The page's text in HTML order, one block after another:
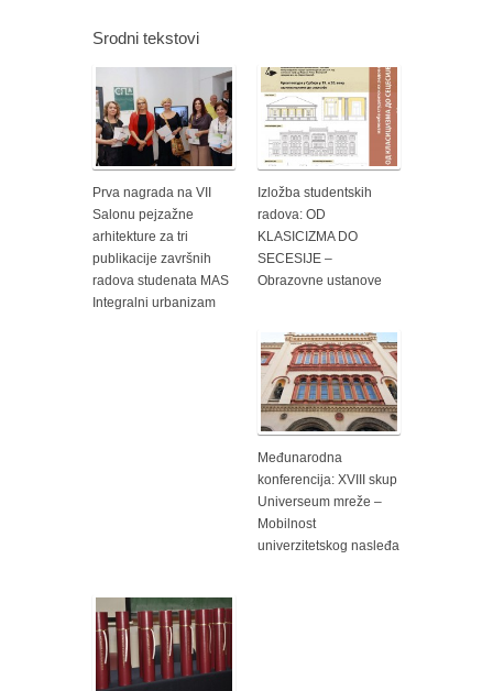
Srodni tekstovi
Prva nagrada na VII
Salonu pejzažne
arhitekture za tri
publikacije završnih
radova studenata MAS
Integralni urbanizam
Izložba studentskih
radova: OD
KLASICIZMA DO
SECESIJE –
Obrazovne ustanove
Međunarodna
konferencija: XVIII skup
Universeum mreže –
Mobilnost
univerzitetskog nasleđa